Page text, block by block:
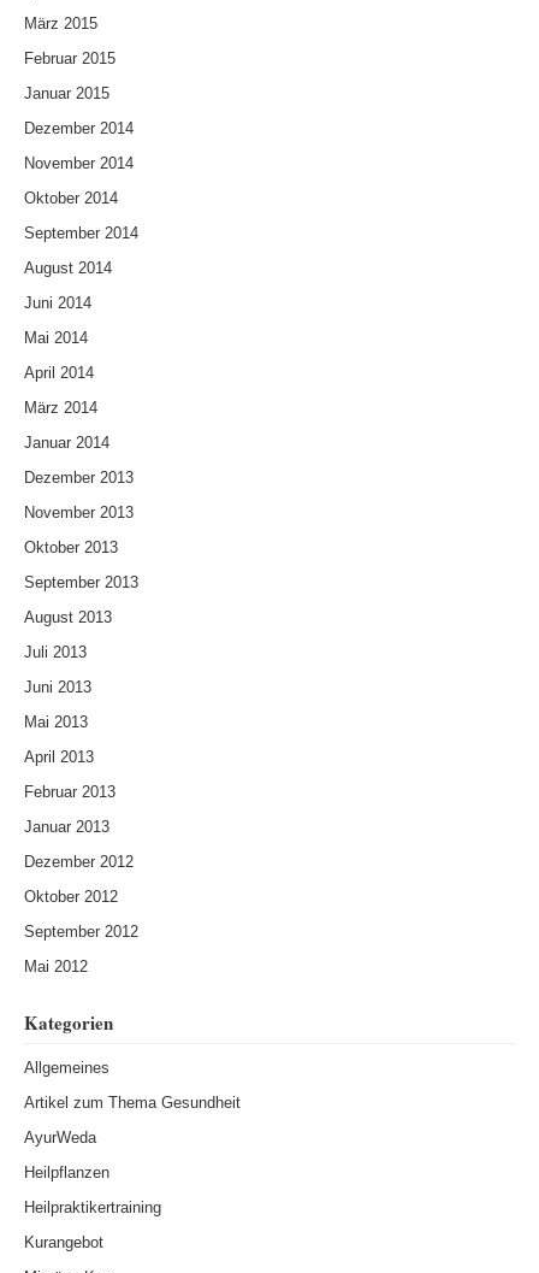
März 2015
Februar 2015
Januar 2015
Dezember 2014
November 2014
Oktober 2014
September 2014
August 2014
Juni 2014
Mai 2014
April 2014
März 2014
Januar 2014
Dezember 2013
November 2013
Oktober 2013
September 2013
August 2013
Juli 2013
Juni 2013
Mai 2013
April 2013
Februar 2013
Januar 2013
Dezember 2012
Oktober 2012
September 2012
Mai 2012
Kategorien
Allgemeines
Artikel zum Thema Gesundheit
AyurWeda
Heilpflanzen
Heilpraktikertraining
Kurangebot